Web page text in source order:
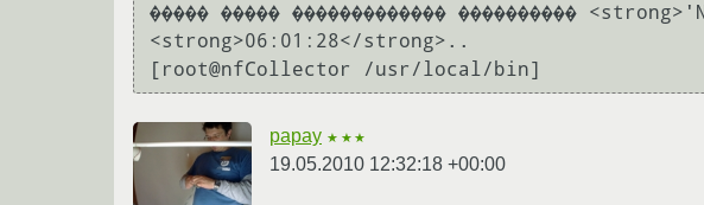
����� ����� ������������� ����������
<strong>06:01:28</strong>..
papay ★★★
19.05.2010 12:32:18 +00:00